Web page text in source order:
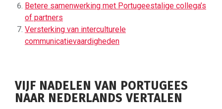
Betere samenwerking met Portugeestalige collega’s
of partners
Versterking van interculturele
communicatievaardigheden
VIJF NADELEN VAN PORTUGEES
NAAR NEDERLANDS VERTALEN